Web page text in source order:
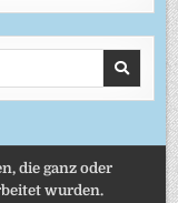
die ganz oder
wurden.